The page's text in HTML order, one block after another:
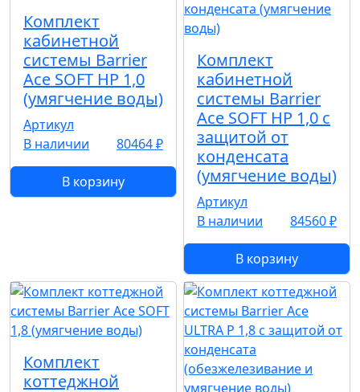
Комплект
кабинетной
системы Barrier
Ace SOFT HP 1,0
(умягчение воды)
Артикул
В наличии
80464 ₽
В корзину
Комплект
кабинетной
системы Barrier
Ace SOFT HP 1,0 с
защитой от
конденсата
(умягчение воды)
Артикул
В наличии
84560 ₽
В корзину
Комплект
коттеджной